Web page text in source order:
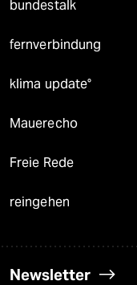
bundestalk
fernverbindung
klima update°
Mauerecho
Freie Rede
reingehen
Newsletter